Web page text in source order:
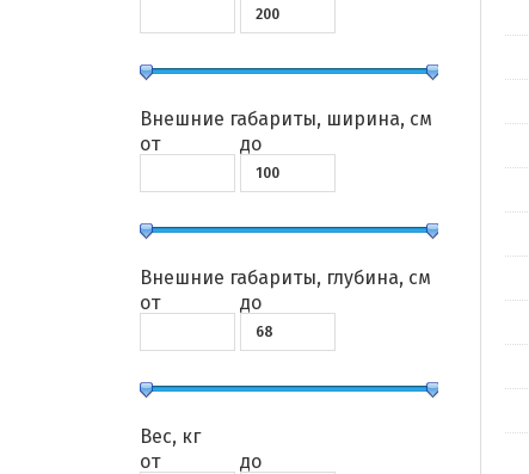
Внешние габариты, ширина, см
от
до
Внешние габариты, глубина, см
от
до
Вес, кг
от
до